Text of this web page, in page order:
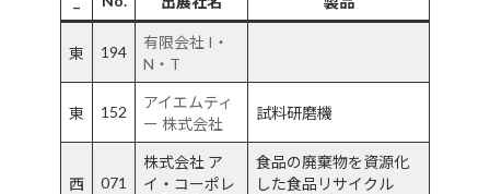
東 194
有限会社 I・
N・T
東 152
アイエムティ
ー 株式会社
試料研磨機
西 071
株式会社 ア
イ・コーポレ
食品の廃棄物を資源化
した食品リサイクル